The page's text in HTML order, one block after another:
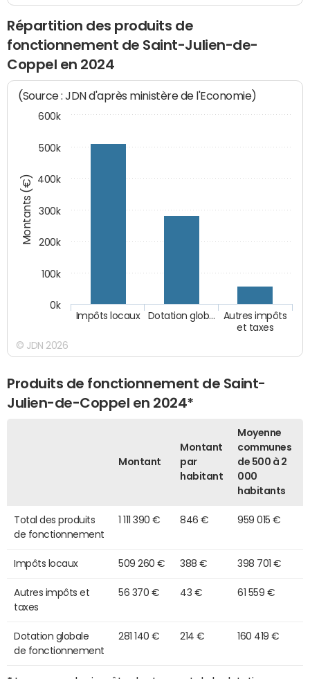
Répartition des produits de
fonctionnement de Saint-Julien-de-
Coppel en 2024
Montants (€)
(Source : JDN d'après ministère de l'Economie)
Autres impôts
et taxes
Dotation glob…
Impôts locaux
0k
100k
200k
300k
400k
500k
600k
© JDN 2026
Produits de fonctionnement de Saint-
Julien-de-Coppel en 2024*
Montant
Montant
par
habitant
Moyenne
communes
de 500 à 2
000
habitants
Total des produits
de fonctionnement
1 111 390 € 846 € 959 015 €
Impôts locaux 509 260 € 388 € 398 701 €
Autres impôts et
taxes
56 370 € 43 € 61 559 €
Dotation globale
de fonctionnement
281 140 € 214 € 160 419 €